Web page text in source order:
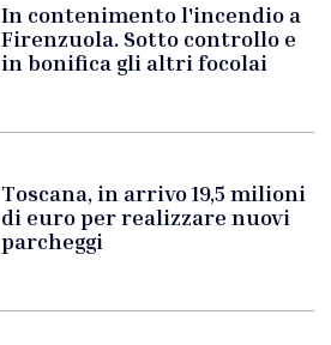
In contenimento l'incendio a
Firenzuola. Sotto controllo e
in bonifica gli altri focolai
Toscana, in arrivo 19,5 milioni
di euro per realizzare nuovi
parcheggi